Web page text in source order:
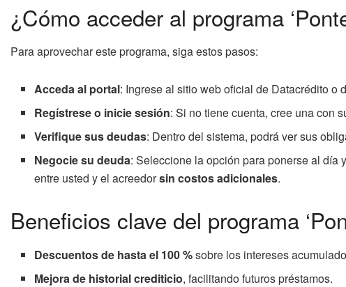
¿Cómo acceder al programa
Para aprovechar este programa, siga estos pasos:
Acceda al portal: Ingrese al sitio web oficial de Datacrédito o
Regístrese o inicie sesión: Si no tiene cuenta, cree una con
Verifique sus deudas: Dentro del sistema, podrá ver sus
Negocie su deuda: Seleccione la opción para ponerse al día
entre usted y el acreedorsin costos adicionales.
Beneficios clave del programa
Descuentos de hasta el 100 %sobre los intereses
Mejora de historial crediticio, facilitando futuros préstamos.